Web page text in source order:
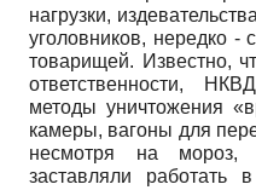
нагрузки,
уголовников, нередко -
товарищей. Известно,
ответственности,
методы уничтожения
камеры, вагоны для
несмотря на мороз,
заставляли работать